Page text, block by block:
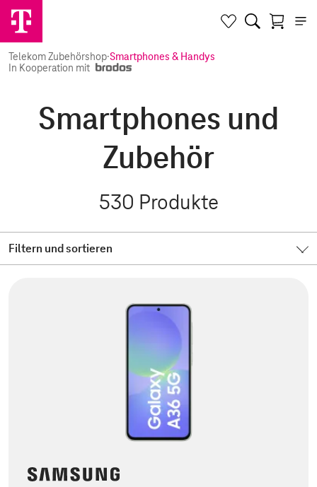
Telekom Zubehörshop·Smartphones & Handys
In Kooperation mit
Smartphones und
Zubehör
530 Produkte
Filtern und sortieren